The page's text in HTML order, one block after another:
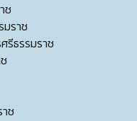
ช
ราช
รีธรรมราช
ช